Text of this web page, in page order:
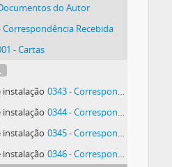
do Autor
Correspondência Recebida
- Cartas
instalação 0343 - Correspondência de Manolo R. Mateos e Pedro Enrique Polo Soltero
instalação 0344 - Correspondência de Manolo R. Mateos e Pedro Enrique Polo Soltero
instalação 0345 - Correspondência de Manolo R. Mateos e Pedro Enrique Polo Soltero
instalação 0346 - Correspondência de Manolo R. Mateos e Pedro Enrique Polo Soltero